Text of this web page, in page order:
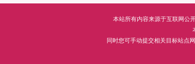
本站所有内容来源于互联网公
同时您可手动提交相关目标站点